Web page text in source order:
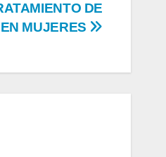
DE
MUJERES